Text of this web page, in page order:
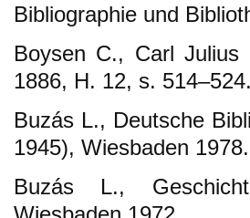
Bibliographie und
Boysen C., Carl Julius
1886, H. 12, s. 514–524.
Buzás L., Deutsche
1945), Wiesbaden 1978.
Buzás L.,